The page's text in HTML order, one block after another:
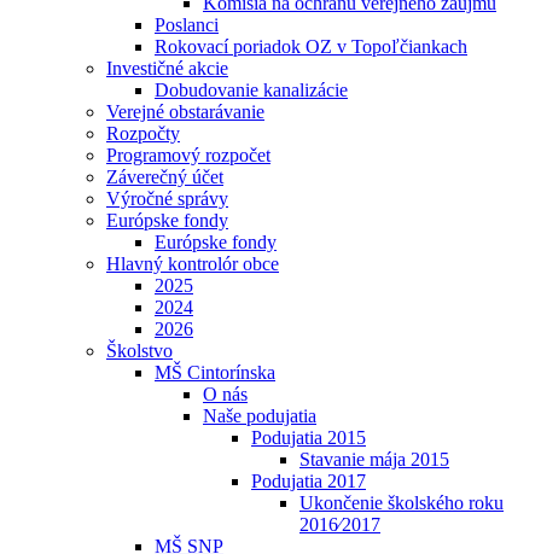
Poslanci
Rokovací poriadok OZ v Topoľčiankach
Investičné akcie
Dobudovanie kanalizácie
Verejné obstarávanie
Rozpočty
Programový rozpočet
Záverečný účet
Výročné správy
Európske fondy
Európske fondy
Hlavný kontrolór obce
2025
2024
2026
Školstvo
MŠ Cintorínska
O nás
Naše podujatia
Podujatia 2015
Stavanie mája 2015
Podujatia 2017
Ukončenie školského roku
2016⁄2017
MŠ SNP